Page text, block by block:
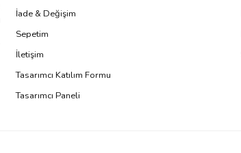
İade & Değişim
Sepetim
İletişim
Tasarımcı Katılım Formu
Tasarımcı Paneli